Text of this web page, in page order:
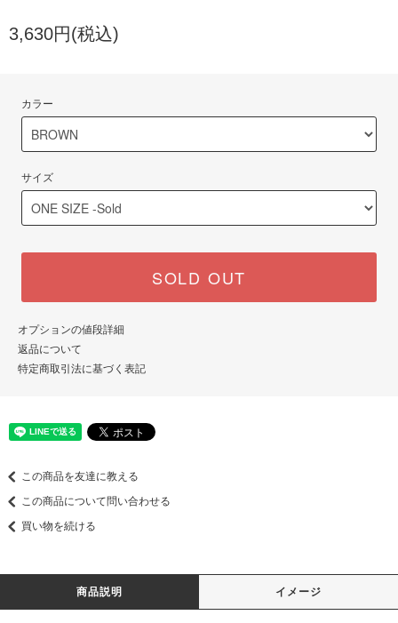
3,630円(税込)
カラー
サイズ
SOLD OUT
オプションの値段詳細
返品について
特定商取引法に基づく表記
この商品を友達に教える
この商品について問い合わせる
買い物を続ける
商品説明 イメージ